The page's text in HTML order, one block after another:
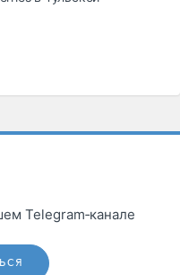
Telegram‑канале